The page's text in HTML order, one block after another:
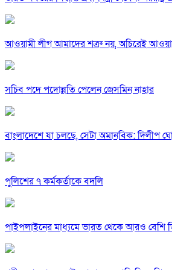
আওয়ামী লীগ আমাদের শত্রু নয়, অচিরেই
সচিব পদে পদোন্নতি পেলেন জেসমিন নাহার
বাংলাদেশে যা চলছে, সেটা অমানবিক: দিলীপ
পুলিশের ৭ কর্মকর্তাকে বদলি
পাইপলাইনের মাধ্যমে ভারত থেকে আরও বেশি